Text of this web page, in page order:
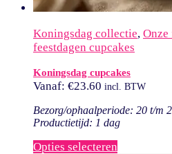
Koningsdag collectie, Onze
feestdagen cupcakes
Koningsdag cupcakes
Vanaf: €23.60 incl. BTW
Bezorg/ophaalperiode: 20 t/m
Productietijd: 1 dag
Opties selecteren